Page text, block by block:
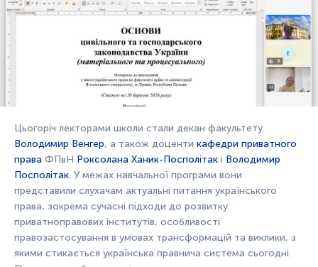
Цьогоріч лекторами школи стали декан факультету
Володимир Венгер, а також доценти кафедри приватного
права ФПвН Роксолана Ханик-Посполітак і Володимир
Посполітак. У межах навчальної програми вони
представили слухачам актуальні питання українського
права, зокрема сучасні підходи до розвитку
приватноправових інститутів, особливості
правозастосування в умовах трансформацій та виклики, з
якими стикається українська правнича система сьогодні.